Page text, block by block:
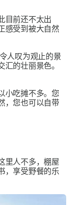
目前还不太出
感受到被大自然
人叹为观止的景
的壮丽景色。
小吃摊不多。您
，您也可以自带
里人不多，棚屋
，享受野餐的乐